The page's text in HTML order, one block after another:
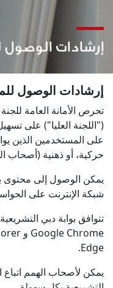
إرشادات الوصول
​​​​إرشادات الوصول
تحرص الأمانة العامة
("اللجنة العليا") على
على المستخدمين الذين
حركية، أو ذهنية (أصحاب
يمكن الوصول إلى محتوى
شبكة الإنترنت على
تتوافق بوابة دبي
Edge.
يمكن لأصحاب الهمم اتباع